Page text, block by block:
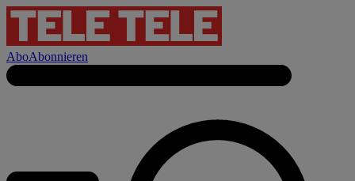
AboAbonnieren